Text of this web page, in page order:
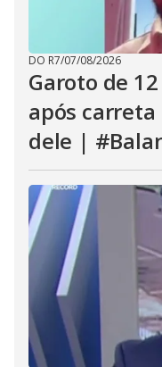
DO R7/07/08/2026
Garoto de
após
dele |